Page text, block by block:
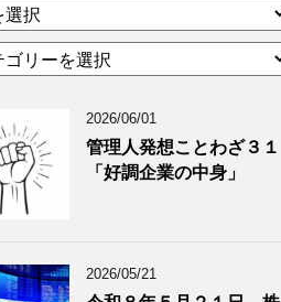
2026/06/01
管理人発想ことわざ３１
「好調企業の中身」
2026/05/21